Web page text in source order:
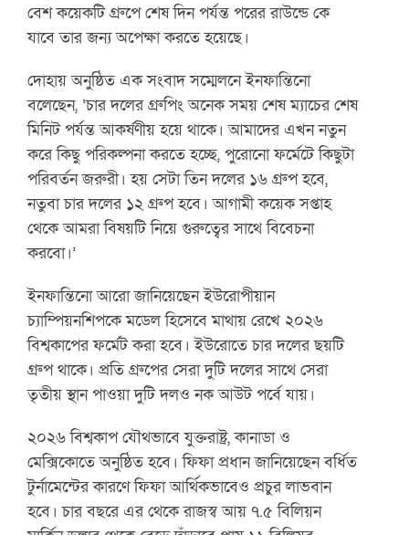
বেশ কয়েকটি গ্রুপে শেষ দিন পর্যন্ত পরের রাউন্ডে কে
যাবে তার জন্য অপেক্ষা করতে হয়েছে।
দোহায় অনুষ্ঠিত এক সংবাদ সম্মেলনে ইনফান্তিনো
বলেছেন, ‘চার দলের গ্রুপিং অনেক সময় শেষ ম্যাচের শেষ
মিনিট পর্যন্ত আকর্ষণীয় হয়ে থাকে। আমাদের এখন নতুন
করে কিছু পরিকল্পনা করতে হচ্ছে, পুরোনো ফর্মেটে কিছুটা
পরিবর্তন জরুরী। হয় সেটা তিন দলের ১৬ গ্রুপ হবে,
নতুবা চার দলের ১২ গ্রুপ হবে। আগামী কয়েক সপ্তাহ
থেকে আমরা বিষয়টি নিয়ে গুরুত্বের সাথে বিবেচনা
করবো।’
ইনফান্তিনো আরো জানিয়েছেন ইউরোপীয়ান
চ্যাম্পিয়নশিপকে মডেল হিসেবে মাথায় রেখে ২০২৬
বিশ্বকাপের ফর্মেট করা হবে। ইউরোতে চার দলের ছয়টি
গ্রুপ থাকে। প্রতি গ্রুপের সেরা দুটি দলের সাথে সেরা
তৃতীয় স্থান পাওয়া দুটি দলও নক আউট পর্বে যায়।
২০২৬ বিশ্বকাপ যৌথভাবে যুক্তরাষ্ট্র, কানাডা ও
মেক্সিকোতে অনুষ্ঠিত হবে। ফিফা প্রধান জানিয়েছেন বর্ধিত
টুর্নামেন্টের কারণে ফিফা আর্থিকভাবেও প্রচুর লাভবান
হবে। চার বছরে এর থেকে রাজস্ব আয় ৭.৫ বিলিয়ন